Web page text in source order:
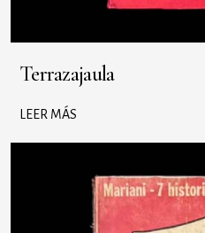
Terrazajaula
LEER MÁS